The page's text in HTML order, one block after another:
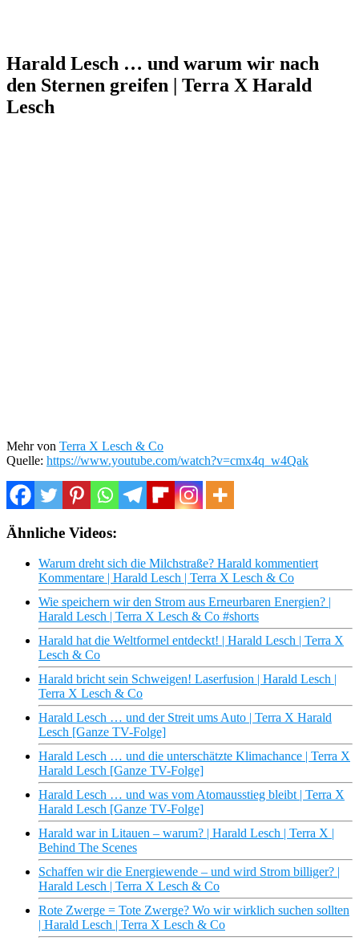
Harald Lesch … und warum wir nach
den Sternen greifen | Terra X Harald
Lesch
Mehr von Terra X Lesch & Co
Quelle: https://www.youtube.com/watch?v=cmx4q_w4Qak
Ähnliche Videos:
Warum dreht sich die Milchstraße? Harald kommentiert
Kommentare | Harald Lesch | Terra X Lesch & Co
Wie speichern wir den Strom aus Erneurbaren Energien? |
Harald Lesch | Terra X Lesch & Co #shorts
Harald hat die Weltformel entdeckt! | Harald Lesch | Terra X
Lesch & Co
Harald bricht sein Schweigen! Laserfusion | Harald Lesch |
Terra X Lesch & Co
Harald Lesch … und der Streit ums Auto | Terra X Harald
Lesch [Ganze TV-Folge]
Harald Lesch … und die unterschätzte Klimachance | Terra X
Harald Lesch [Ganze TV-Folge]
Harald Lesch … und was vom Atomausstieg bleibt | Terra X
Harald Lesch [Ganze TV-Folge]
Harald war in Litauen – warum? | Harald Lesch | Terra X |
Behind The Scenes
Schaffen wir die Energiewende – und wird Strom billiger? |
Harald Lesch | Terra X Lesch & Co
Rote Zwerge = Tote Zwerge? Wo wir wirklich suchen sollten
| Harald Lesch | Terra X Lesch & Co